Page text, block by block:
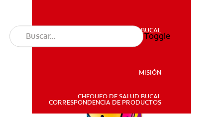
SALUD BUCAL
SALUD BUCAL
MISIÓN
CHEQUEO DE SALUD BUCAL
CORRESPONDENCIA DE PRODUCTOS
Toggle